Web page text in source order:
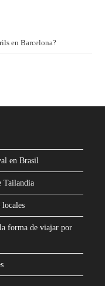
en Barcelona?
en Brasil
Tailandia
locales
forma de viajar por